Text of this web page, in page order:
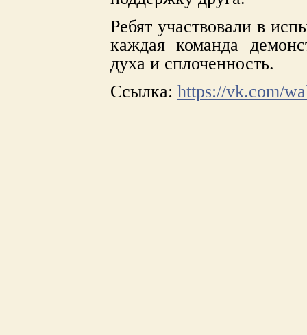
Ребят участвовали в
каждая команда
духа и сплоченность.
Ссылка: https://vk.com/